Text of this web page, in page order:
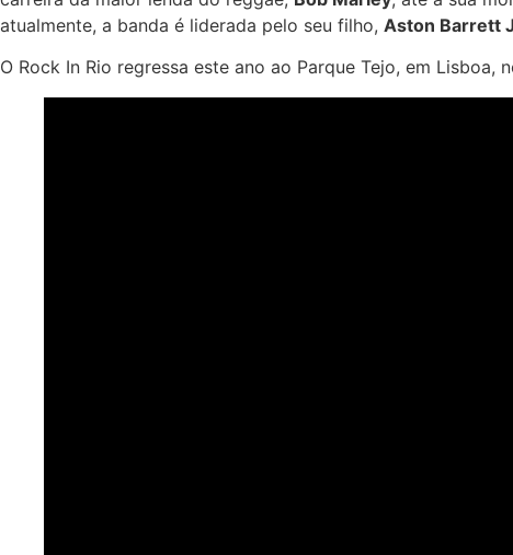
atualmente, a banda é liderada pelo seu filho, Aston Barrett
O Rock In Rio regressa este ano ao Parque Tejo, em Lisboa,